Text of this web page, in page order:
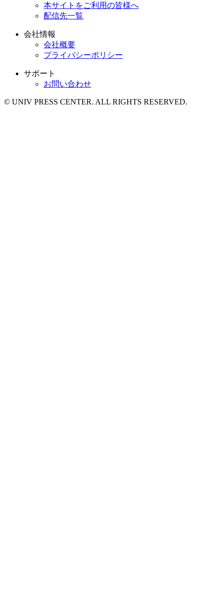
本サイトをご利用の皆様へ
配信先一覧
会社情報
会社概要
プライバシーポリシー
サポート
お問い合わせ
© UNIV PRESS CENTER. ALL RIGHTS RESERVED.